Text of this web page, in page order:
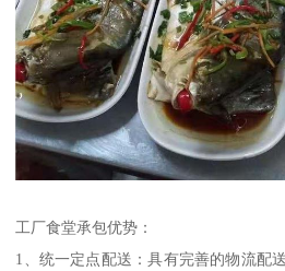
工厂食堂承包优势：
1、统一定点配送：具有完善的物流配